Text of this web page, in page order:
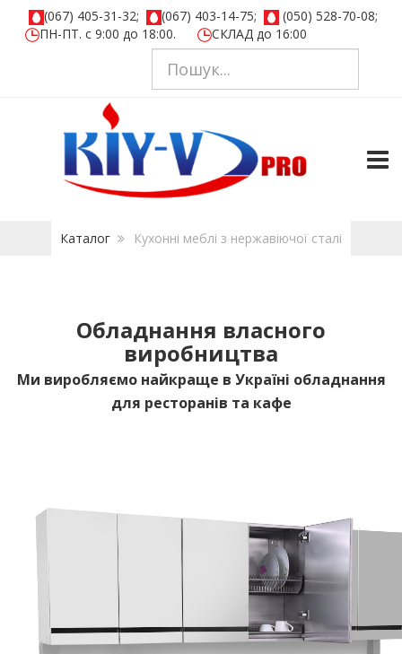
(067) 405-31-32; (067) 403-14-75;
(050) 528-70-08;
ПН-ПТ. с 9:00 до 18:00.
СКЛАД до 16:00
Каталог Кухонні меблі з нержавіючої сталі
Обладнання власного
виробництва
Ми виробляємо найкраще в Україні обладнання
для ресторанів та кафе